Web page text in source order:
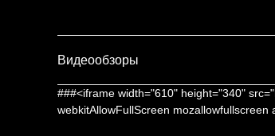
Видеообзоры
###<iframe width="610" height="340"
webkitAllowFullScreen mozallowfullscreen